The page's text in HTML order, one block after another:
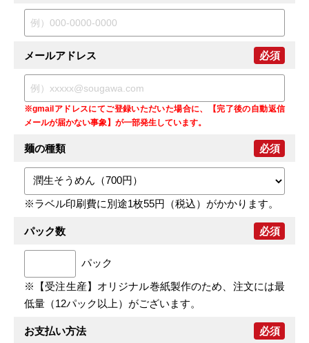
メールアドレス 必須
※gmailアドレスにてご登録いただいた場合に、【完了後の自動返信
メールが届かない事象】が一部発生しています。
麺の種類 必須
※ラベル印刷費に別途1枚55円（税込）がかかります。
パック数 必須
パック
※【受注生産】オリジナル巻紙製作のため、注文には最
低量（12パック以上）がございます。
お支払い方法 必須